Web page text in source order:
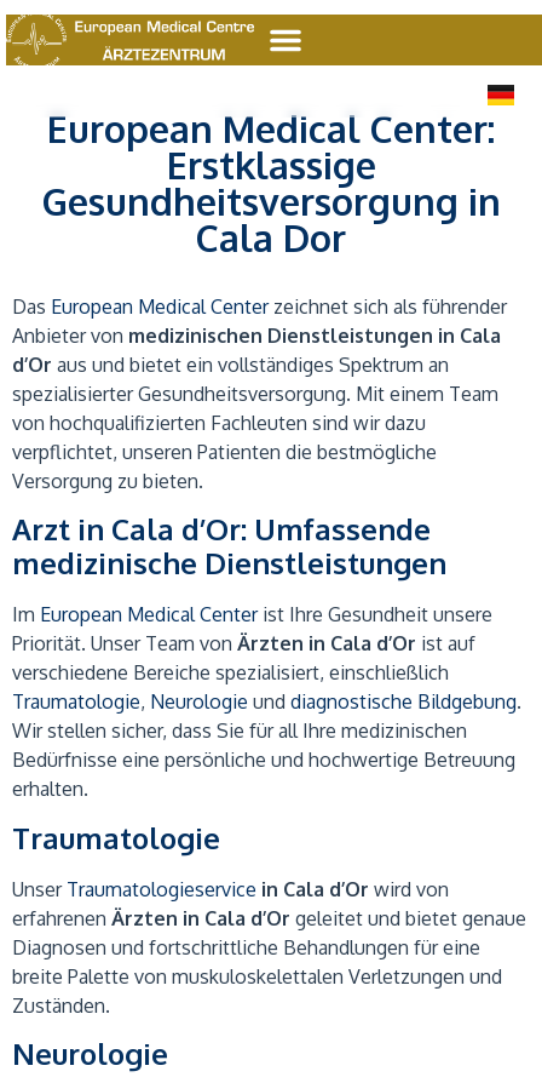
European Medical Center:
Erstklassige
Gesundheitsversorgung in
Cala Dor
Das European Medical Centerzeichnet sich als führender
Anbieter von medizinischen Dienstleistungen in Cala
d’Or aus und bietet ein vollständiges Spektrum an
spezialisierter Gesundheitsversorgung. Mit einem Team
von hochqualifizierten Fachleuten sind wir dazu
verpflichtet, unseren Patienten die bestmögliche
Versorgung zu bieten.
Arzt in Cala d’Or: Umfassende
medizinische Dienstleistungen
Im European Medical Centerist Ihre Gesundheit unsere
Priorität. Unser Team von Ärzten in Cala d’Or ist auf
verschiedene Bereiche spezialisiert, einschließlich
Traumatologie, Neurologie und diagnostische Bildgebung.
Wir stellen sicher, dass Sie für all Ihre medizinischen
Bedürfnisse eine persönliche und hochwertige Betreuung
erhalten.
Traumatologie
Unser Traumatologieservice in Cala d’Or wird von
erfahrenen Ärzten in Cala d’Or geleitet und bietet genaue
Diagnosen und fortschrittliche Behandlungen für eine
breite Palette von muskuloskelettalen Verletzungen und
Zuständen.
Neurologie